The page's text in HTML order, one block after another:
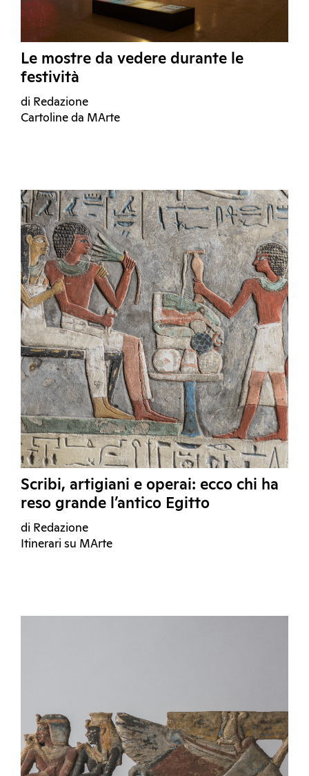
Le mostre da vedere durante le
festività
di Redazione
Cartoline da MArte
Scribi, artigiani e operai: ecco chi ha
reso grande l’antico Egitto
di Redazione
Itinerari su MArte